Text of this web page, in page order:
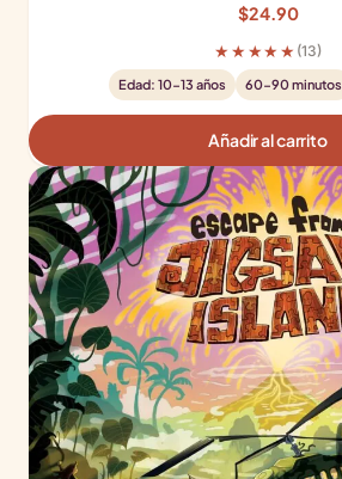
$24.90
★★★★★ (13)
Edad: 10-13 años 60-90 minutos
Añadir al carrito